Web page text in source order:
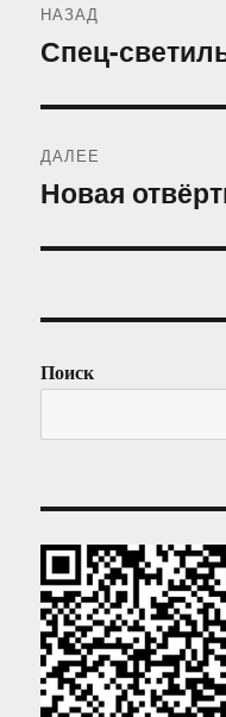
по
НАЗАД
Предыдущая
Спец-
ДАЛЕЕ
Следующая
Новая
Поиск